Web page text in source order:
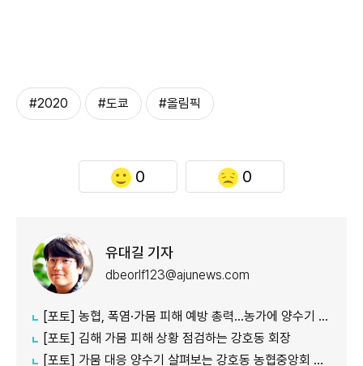
#2020 #도쿄 #올림픽
0 0
유대길 기자
dbeorlf123@ajunews.com
[포토] 농협, 폭염·가뭄 피해 예방 총력…농가에 양수기 지원
[포토] 김해 가뭄 피해 상황 점검하는 강호동 회장
[포토] 가뭄 대응 양수기 살펴보는 강호동 농협중앙회 회장